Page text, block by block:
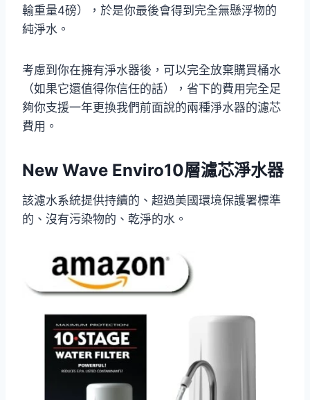
輸重量4磅），於是你最後會得到完全無懸浮物的
純淨水。
考慮到你在擁有淨水器後，可以完全放棄購買桶水
（如果它還值得你信任的話），省下的費用完全足
夠你支援一年更換我們前面說的兩種淨水器的濾芯
費用。
New Wave Enviro10層濾芯淨水器
該濾水系統提供持續的、超過美國環境保護署標準
的、沒有污染物的、乾淨的水。